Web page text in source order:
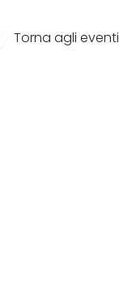
Torna agli eventi